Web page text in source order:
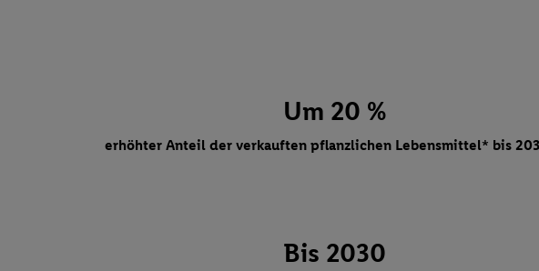
Um 20 %
erhöhter Anteil der verkauften pflanzlichen Lebensmittel* bis
Bis 2030